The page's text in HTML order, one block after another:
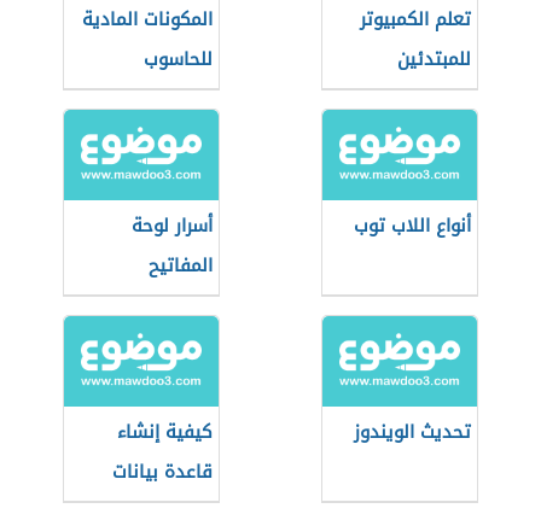
تعلم الكمبيوتر
للمبتدئين
المكونات المادية
للحاسوب
أنواع اللاب توب
أسرار لوحة
المفاتيح
تحديث الويندوز
كيفية إنشاء
قاعدة بيانات